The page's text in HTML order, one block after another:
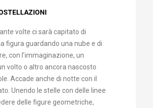
volte ci sarà capitato di
figura guardando una nube e di
con l’immaginazione, un
volto o altro ancora nascosto
Accade anche di notte con il
Unendo le stelle con delle linee
delle figure geometriche,